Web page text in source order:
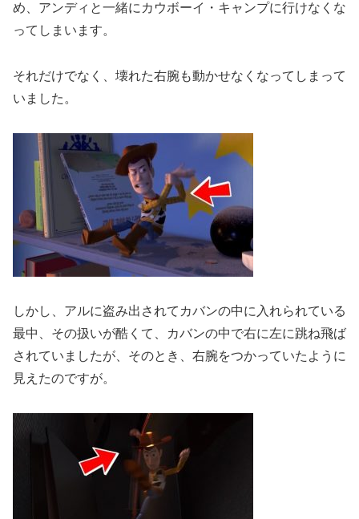
め、アンディと一緒にカウボーイ・キャンプに行けなくな
ってしまいます。
それだけでなく、壊れた右腕も動かせなくなってしまって
いました。
しかし、アルに盗み出されてカバンの中に入れられている
最中、その扱いが酷くて、カバンの中で右に左に跳ね飛ば
されていましたが、そのとき、右腕をつかっていたように
見えたのですが。